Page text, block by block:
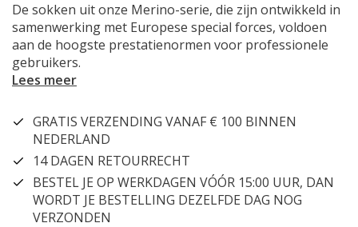
De sokken uit onze Merino-serie, die zijn ontwikkeld in
samenwerking met Europese special forces, voldoen
aan de hoogste prestatienormen voor professionele
gebruikers.
Lees meer
GRATIS VERZENDING VANAF € 100 BINNEN
NEDERLAND
14 DAGEN RETOURRECHT
BESTEL JE OP WERKDAGEN VÓÓR 15:00 UUR, DAN
WORDT JE BESTELLING DEZELFDE DAG NOG
VERZONDEN